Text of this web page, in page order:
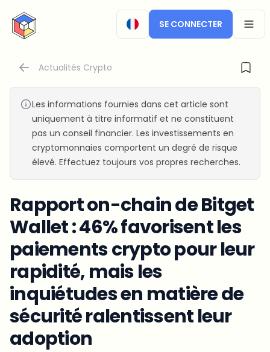
CryptoTicker
SE CONNECTER
Actualités Crypto
Les informations fournies dans cet article sont
uniquement à titre informatif et ne constituent
pas un conseil financier. Les investissements en
cryptomonnaies comportent un degré de risque
élevé. Effectuez toujours vos propres recherches.
Rapport on-chain de Bitget
Wallet : 46% favorisent les
paiements crypto pour leur
rapidité, mais les
inquiétudes en matière de
sécurité ralentissent leur
adoption